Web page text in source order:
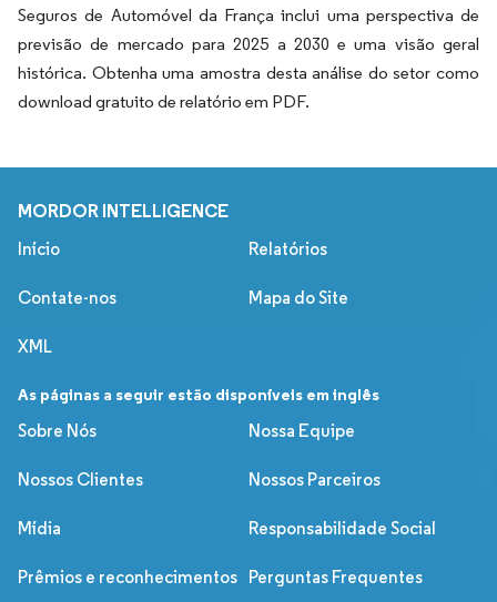
Seguros de Automóvel da França inclui uma perspectiva de
previsão de mercado para 2025 a 2030 e uma visão geral
histórica. Obtenha uma amostra desta análise do setor como
download gratuito de relatório em PDF.
MORDOR INTELLIGENCE
Início Relatórios
Contate-nos Mapa do Site
XML
As páginas a seguir estão disponíveis em inglês
Sobre Nós
Nossa Equipe
Nossos Clientes Nossos Parceiros
Mídia Responsabilidade Social
Prêmios e reconhecimentos Perguntas Frequentes